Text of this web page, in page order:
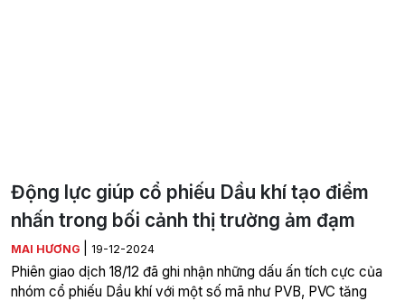
Động lực giúp cổ phiếu Dầu khí tạo điểm
nhấn trong bối cảnh thị trường ảm đạm
MAI HƯƠNG 19-12-2024
Phiên giao dịch 18/12 đã ghi nhận những dấu ấn tích cực của
nhóm cổ phiếu Dầu khí với một số mã như PVB, PVC tăng